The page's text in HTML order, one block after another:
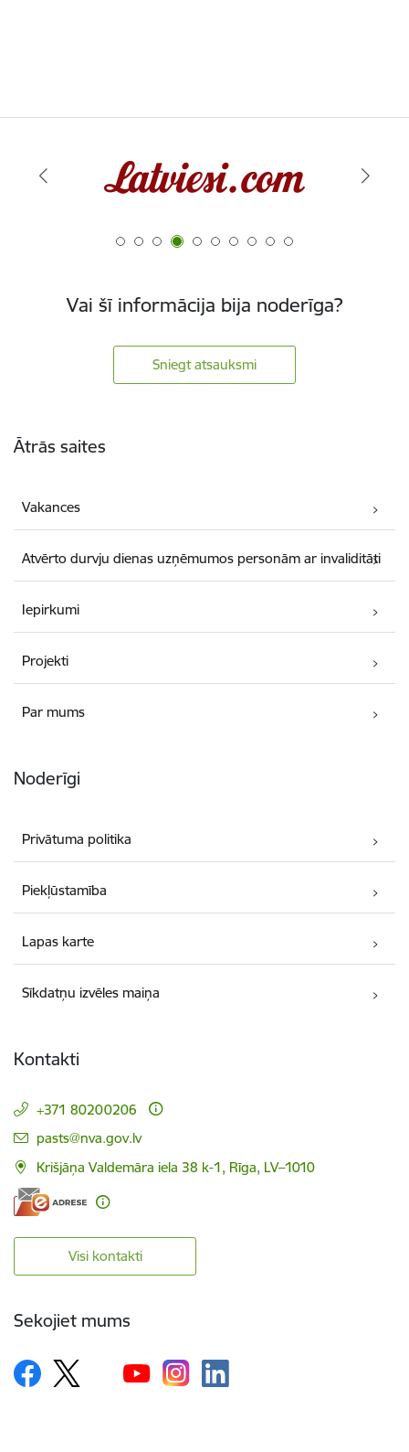
Vai šī informācija bija noderīga?
Sniegt atsauksmi
Ātrās saites
Vakances
Atvērto durvju dienas uzņēmumos personām ar invaliditāti
Iepirkumi
Projekti
Par mums
Noderīgi
Privātuma politika
Piekļūstamība
Lapas karte
Sīkdatņu izvēles maiņa
Kontakti
+371 80200206
E-pasts:
pasts@nva.gov.lv
Krišjāņa Valdemāra iela 38 k-1, Rīga, LV–1010
Visi kontakti
Sekojiet mums